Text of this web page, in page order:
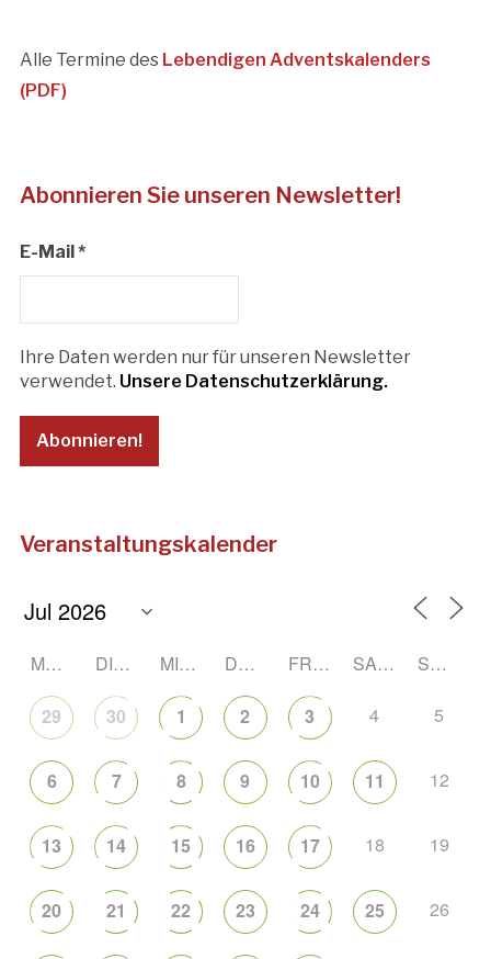
Alle Termine des Lebendigen Adventskalenders
(PDF)
Abonnieren Sie unseren Newsletter!
E-Mail*
Ihre Daten werden nur für unseren Newsletter
verwendet. Unsere Datenschutzerklärung.
Veranstaltungskalender
MONTAG DIENSTAG MITTWOCH DONNERSTAG FREITAG SAMSTAG SONNTAG
29 30 1 2 3 4 5
6 7 8 9 10 11 12
13 14 15 16 17 18 19
20 21 22 23 24 25 26